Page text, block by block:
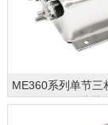
ME360系列单节三
波器